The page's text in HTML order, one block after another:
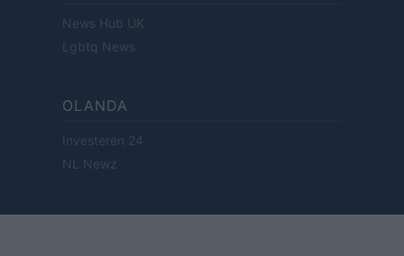
News Hub UK
Lgbtq News
OLANDA
Investeren 24
NL Newz